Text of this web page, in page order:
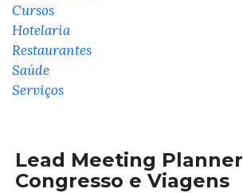
Cursos
Hotelaria
Restaurantes
Saúde
Serviços
Lead Meeting Planner
Congresso e Viagens